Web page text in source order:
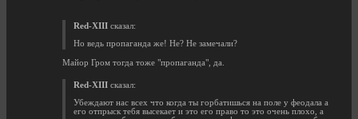
Red-XIII сказал:
Но ведь пропаганда же! Не? Не замечали?
Майор Гром тогда тоже "пропаганда", да.
Red-XIII сказал:
Убеждают нас всех что когда ты горбатишься на поле у феодала а
его отпрыск тебя высекает и это его право то это очень плохо, а